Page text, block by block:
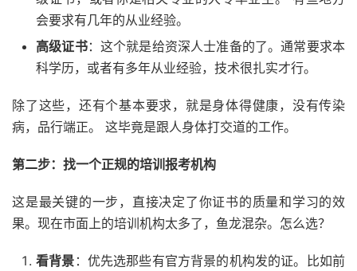
会要求有几年的从业经验。
高级证书：这个就是给资深人士准备的了。通常要求本
科学历，或者有多年从业经验，技术很扎实才行。
除了这些，还有个基本要求，就是身体得健康，没有传染
病，品行端正。 这毕竟是跟人身体打交道的工作。
第二步：找一个正规的培训报考机构
这是最关键的一步，直接决定了你证书的质量和学习的效
果。现在市面上的培训机构太多了，鱼龙混杂。怎么选？
看背景 ：优先选那些有官方背景的机构发的证。比如前